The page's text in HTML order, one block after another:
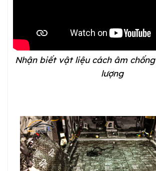
Nhận biết vật liệu cách âm
lượng